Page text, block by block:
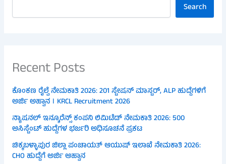
Search
Recent Posts
ಕೊಂಕಣ ರೈಲ್ವೆ ನೇಮಕಾತಿ 2026: 201 ಸ್ಟೇಷನ್ ಮಾಸ್ಟರ್, ALP ಹುದ್ದೆಗಳಿಗೆ
ಅರ್ಜಿ ಅಹ್ವಾನ । KRCL Recruitment 2026
ನ್ಯಾಷನಲ್ ಇನ್ಶೂರೆನ್ಸ್ ಕಂಪನಿ ಲಿಮಿಟೆಡ್ ನೇಮಕಾತಿ 2026: 500
ಅಸಿಸ್ಟೆಂಟ್ ಹುದ್ದೆಗಳ ಭರ್ಜರಿ ಅಧಿಸೂಚನೆ ಪ್ರಕಟ
ಚಿಕ್ಕಬಳ್ಳಾಪುರ ಜಿಲ್ಲಾ ಪಂಚಾಯತ್ ಆಯುಷ್ ಇಲಾಖೆ ನೇಮಕಾತಿ 2026:
CHO ಹುದ್ದೆಗೆ ಅರ್ಜಿ ಆಹ್ವಾನ